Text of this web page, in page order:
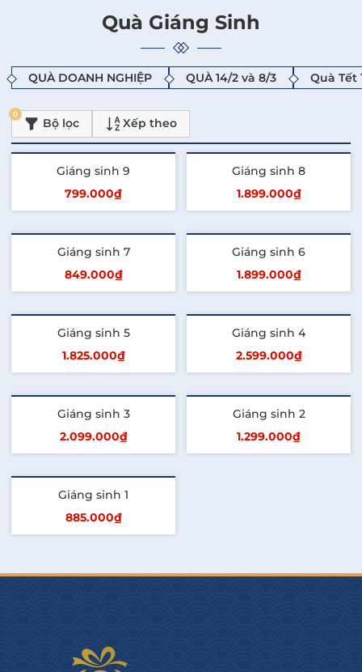
Quà Giáng Sinh
QUÀ DOANH NGHIỆP QUÀ 14/2 và 8/3 Quà Tết
Bộ lọc
0
Xếp theo
Giáng sinh 9
799.000₫
Giáng sinh 8
1.899.000₫
Giáng sinh 7
849.000₫
Giáng sinh 6
1.899.000₫
Giáng sinh 5
1.825.000₫
Giáng sinh 4
2.599.000₫
Giáng sinh 3
2.099.000₫
Giáng sinh 2
1.299.000₫
Giáng sinh 1
885.000₫